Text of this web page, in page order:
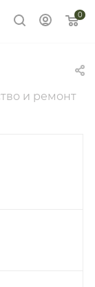
0
и ремонт